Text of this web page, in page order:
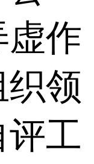
作
领
工